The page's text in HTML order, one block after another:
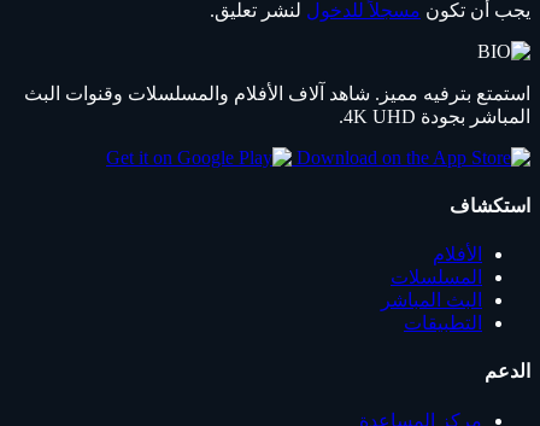
يجب أن تكون مسجلاً للدخول لنشر تعليق.
استمتع بترفيه مميز. شاهد آلاف الأفلام والمسلسلات وقنوات البث
المباشر بجودة 4K UHD.
استكشاف
الأفلام
المسلسلات
البث المباشر
التطبيقات
الدعم
مركز المساعدة